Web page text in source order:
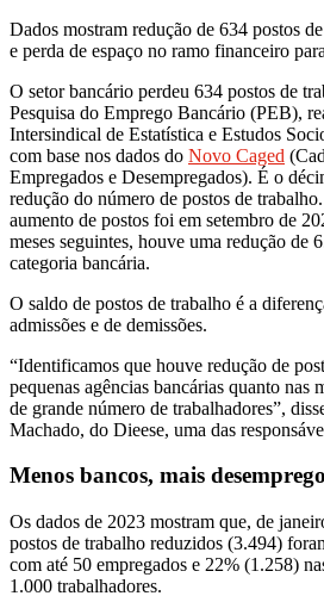
Dados mostram redução de 634 postos
e perda de espaço no ramo financeiro
O setor bancário perdeu 634 postos de
Pesquisa do Emprego Bancário (PEB),
Intersindical de Estatística e Estudos
com base nos dados do Novo Caged
Empregados e Desempregados). É o
redução do número de postos de
aumento de postos foi em setembro de
meses seguintes, houve uma redução de
categoria bancária.
O saldo de postos de trabalho é a
admissões e de demissões.
“Identificamos que houve redução de
pequenas agências bancárias quanto nas
de grande número de trabalhadores”,
Machado, do Dieese, uma das
Menos bancos, mais desemprego
Os dados de 2023 mostram que, de
postos de trabalho reduzidos (3.494)
com até 50 empregados e 22% (1.258)
1.000 trabalhadores.